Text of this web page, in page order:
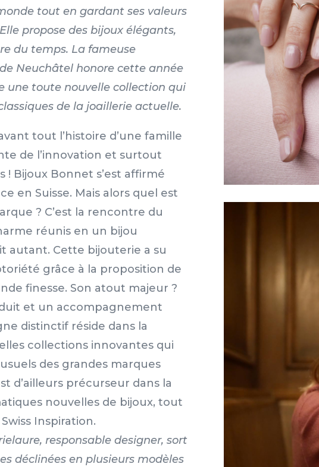
tout en gardant ses valeurs
propose des bijoux élégants,
du temps. La fameuse
Neuchâtel honore cette année
une toute nouvelle collection qui
de la joaillerie actuelle.
tout l’histoire d’une famille
de l’innovation et surtout
! Bijoux Bonnet s’est affirmé
en Suisse. Mais alors quel est
? C’est la rencontre du
réunis en un bijou
autant. Cette bijouterie a su
grâce à la proposition de
finesse. Son atout majeur ?
et un accompagnement
distinctif réside dans la
collections innovantes qui
des grandes marques
d’ailleurs précurseur dans la
nouvelles de bijoux, tout
Inspiration.
responsable designer, sort
déclinées en plusieurs modèles